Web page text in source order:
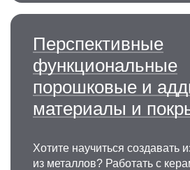
Перспективные
функциональные
порошковые и
материалы и
Хотите научиться создавать
из металлов? Работать с